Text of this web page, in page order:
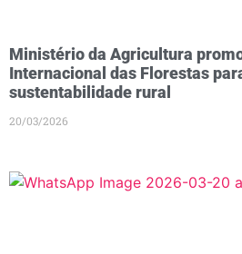
Ministério da Agricultura
Internacional das Florestas
sustentabilidade rural
20/03/2026